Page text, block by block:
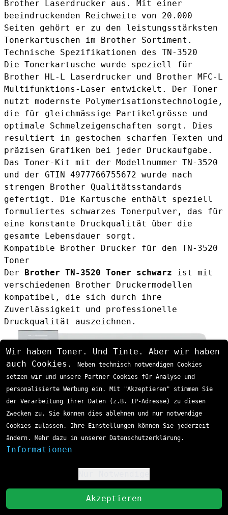
Brother Laserdrucker aus. Mit einer
beeindruckenden Reichweite von 20.000
Seiten gehört er zu den leistungsstärksten
Tonerkartuschen im Brother Sortiment.
Technische Spezifikationen des TN-3520
Die Tonerkartusche wurde speziell für
Brother HL-L Laserdrucker und Brother MFC-L
Multifunktions-Laser entwickelt. Der Toner
nutzt modernste Polymerisationstechnologie,
die für gleichmässige Partikelgrösse und
optimale Schmelzeigenschaften sorgt. Dies
resultiert in gestochen scharfen Texten und
präzisen Grafiken bei jeder Druckaufgabe.
Das Toner-Kit mit der Modellnummer TN-3520
und der GTIN 4977766755672 wurde nach
strengen Brother Qualitätsstandards
gefertigt. Die Kartusche enthält speziell
formuliertes schwarzes Tonerpulver, das für
eine konstante Druckqualität über die
gesamte Lebensdauer sorgt.
Kompatible Brother Drucker für den TN-3520
Toner
Der
Brother TN-3520 Toner schwarz ist mit
verschiedenen Brother Druckermodellen
kompatibel, die sich durch ihre
Zuverlässigkeit und professionelle
Druckqualität auszeichnen.
Wir haben Toner. Und Tinte. Aber wir haben
auch Cookies.
Neben technisch notwendigen Cookies
setzen wir und unsere Partner Cookies für Analyse und
personalisierte Werbung ein. Mit "Akzeptieren" stimmen Sie
der Verarbeitung Ihrer Daten (z.B. IP-Adresse) zu diesen
Zwecken zu. Sie können dies ablehnen und nur notwendige
Cookies zulassen. Ihre Einstellungen können Sie jederzeit
ändern. Mehr dazu in unserer Datenschutzerklärung.
Informationen
Akzeptieren